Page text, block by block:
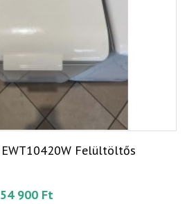
Felültöltős
54 900 Ft